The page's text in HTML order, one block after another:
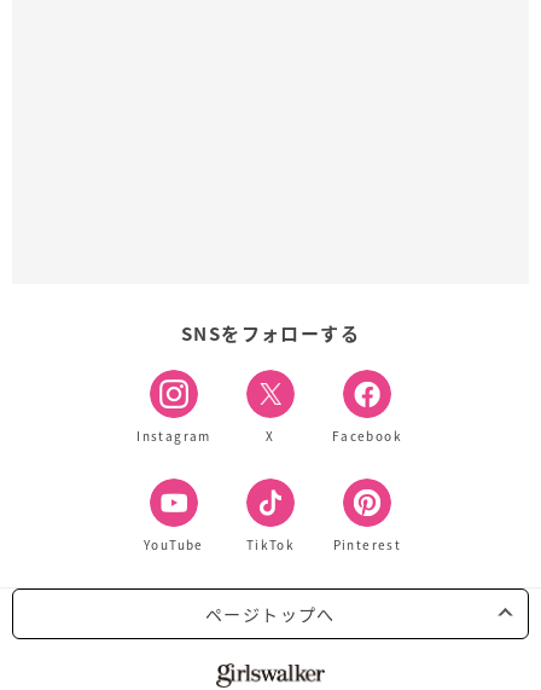
SNSをフォローする
Instagram X Facebook
YouTube TikTok Pinterest
ページトップへ